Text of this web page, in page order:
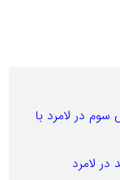
در لامرد با
لامرد